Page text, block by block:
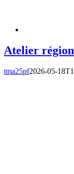
Atelier
tma25pf2026-05-